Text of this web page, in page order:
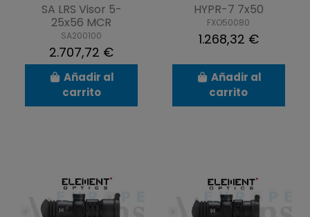
SA LRS Visor 5-
25x56 MCR
SA200100
2.707,72 €
Añadir al
carrito
HYPR-7 7x50
FXO50080
1.268,32 €
Añadir al
carrito